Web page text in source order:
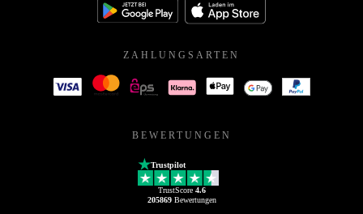
ZAHLUNGSARTEN
BEWERTUNGEN
Trustpilot
TrustScore 4.6
205869Bewertungen